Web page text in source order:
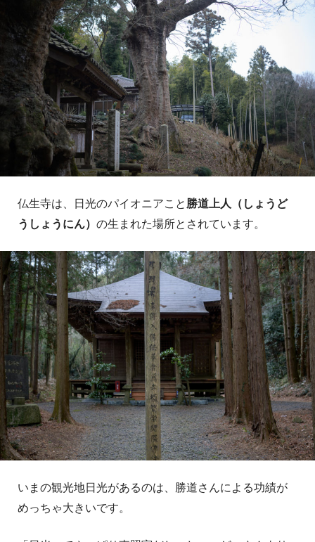
仏生寺は、日光のパイオニアこと 勝道上人（しょうど
うしょうにん） の生まれた場所とされています。
いまの観光地日光があるのは、勝道さんによる功績が
めっちゃ大きいです。